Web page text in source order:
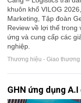
khuôn khổ VILOG
Marketing, Tập đoàn
Review về lợi thế trong
ứng và cung cấp các
nghiệp.
Thương hiệu - Giao thương
GHN ứng dụng